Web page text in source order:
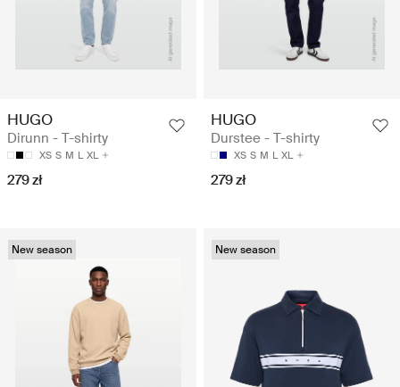
HUGO
Dirunn - T-shirty
XS S M L XL
279 zł
HUGO
Durstee - T-shirty
XS S M L XL
279 zł
New season New season